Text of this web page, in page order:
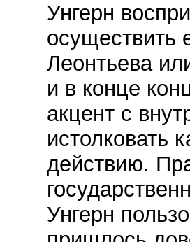
Унгерн
осуществить
Леонтьева
и в конце
акцент с
истолковать
действию.
Унгерн